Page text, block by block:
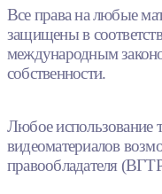
Все права на любые
защищены в
международным
собственности.
Любое использование
видеоматериалов
правообладателя